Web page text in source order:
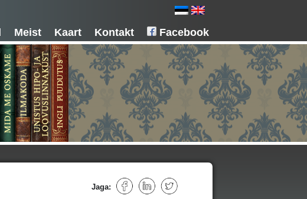
Meist Kaart Kontakt Facebook
Jaga: